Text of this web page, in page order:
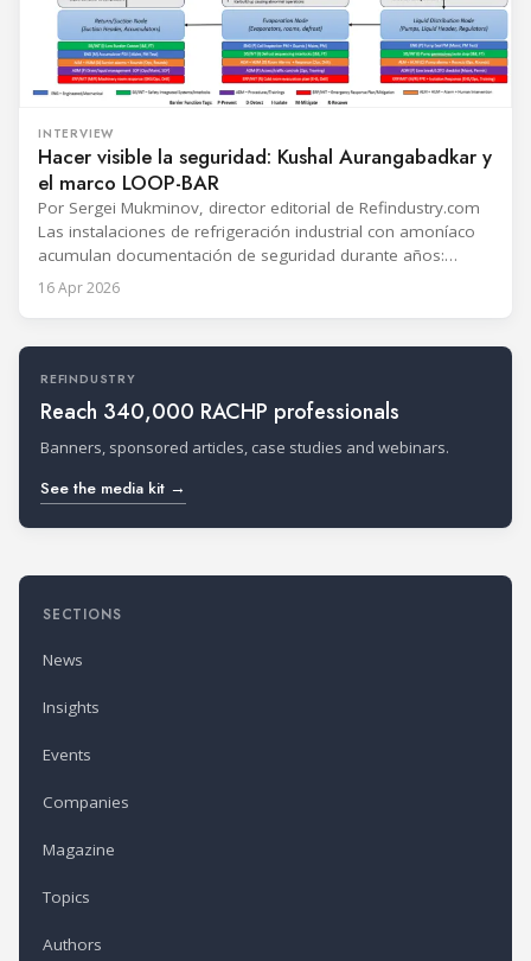
INTERVIEW
Hacer visible la seguridad: Kushal Aurangabadkar y
el marco LOOP-BAR
Por Sergei Mukminov, director editorial de Refindustry.com
Las instalaciones de refrigeración industrial con amoníaco
acumulan documentación de seguridad durante años:
P&IDs, procedimientos operativos estándar, listas de
alarmas, planes de emergencia y registros de
exista, sino que se encuentra en sistemas separados y rara
vez llega a
16 Apr 2026
REFINDUSTRY
Reach 340,000 RACHP professionals
Banners, sponsored articles, case studies and webinars.
See the media kit →
SECTIONS
News
Insights
Events
Companies
Magazine
Topics
Authors